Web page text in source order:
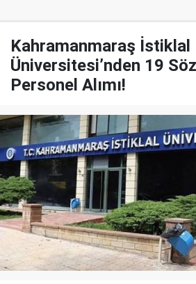
Kahramanmaraş İstiklal
Üniversitesi’nden 19
Personel Alımı!